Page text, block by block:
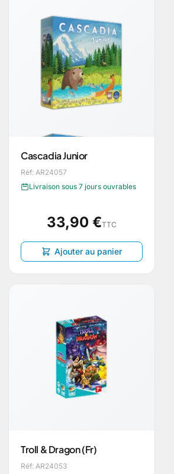
Cascadia Junior
Réf: AR24057
Livraison sous 7 jours ouvrables
33,90 €TTC
Ajouter au panier
Troll & Dragon (Fr)
Réf: AR24053